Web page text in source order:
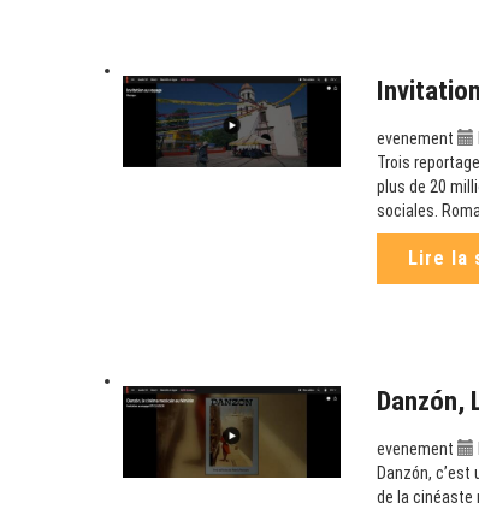
evenement
Trois
plus de 20
sociales.
Lire la
Danzón,
evenement
Danzón,
de la cinéaste